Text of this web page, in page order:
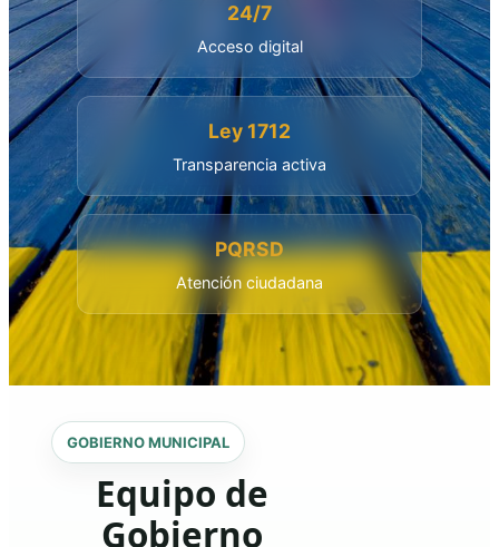
24/7
Acceso digital
Ley 1712
Transparencia activa
PQRSD
Atención ciudadana
GOBIERNO MUNICIPAL
Equipo de
Gobierno